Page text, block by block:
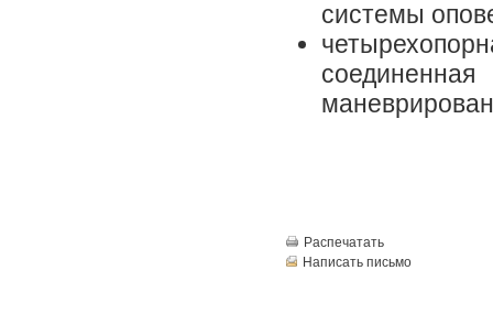
системы
Распечатать
Написать письмо